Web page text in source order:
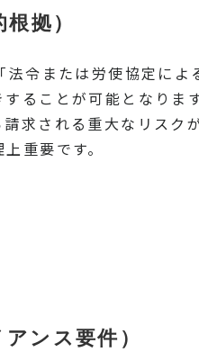
拠）
令または労使協定によ
ることが可能となりま
求される重大なリスク
重要です。
ンス要件）